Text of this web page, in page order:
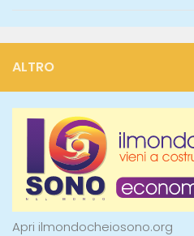
ALTRO
Apri ilmondocheiosono.org